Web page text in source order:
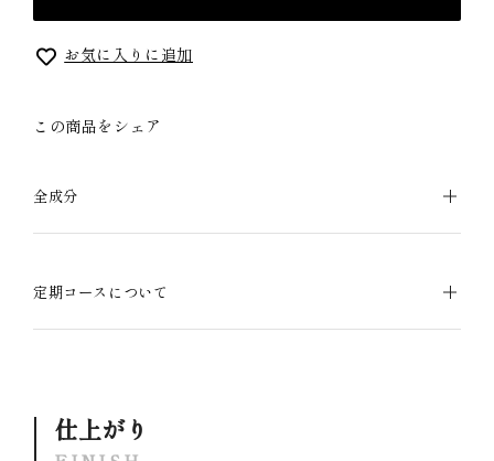
お気に入りに追加
この商品をシェア
全成分
定期コースについて
仕上がり